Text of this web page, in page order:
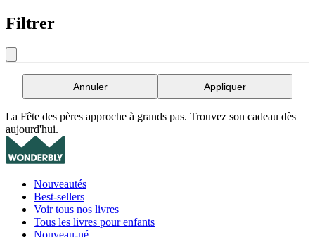
Filtrer
Annuler Appliquer
La Fête des pères approche à grands pas. Trouvez son cadeau dès
aujourd'hui.
Nouveautés
Best-sellers
Voir tous nos livres
Tous les livres pour enfants
Nouveau-né